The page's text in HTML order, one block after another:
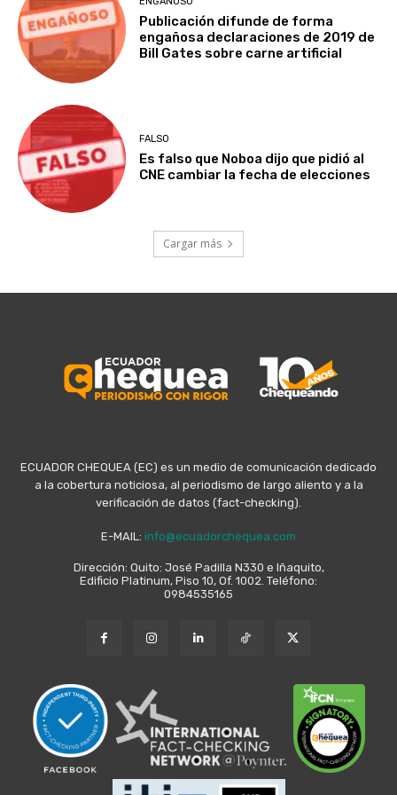
Publicación difunde de forma
engañosa declaraciones de 2019 de
Bill Gates sobre carne artificial
FALSO
Es falso que Noboa dijo que pidió al
CNE cambiar la fecha de elecciones
Cargar más
ECUADOR CHEQUEA (EC) es un medio de comunicación dedicado
a la cobertura noticiosa, al periodismo de largo aliento y a la
verificación de datos (fact-checking).
E-MAIL: info@ecuadorchequea.com
Dirección: Quito: José Padilla N330 e Iñaquito,
Edificio Platinum, Piso 10, Of. 1002. Teléfono:
0984535165